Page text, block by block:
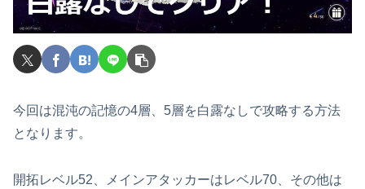
今回は混沌の記憶の4層、5層を白露なしで攻略する方法
となります。
開拓レベル52、メインアタッカーはレベル70、その他は